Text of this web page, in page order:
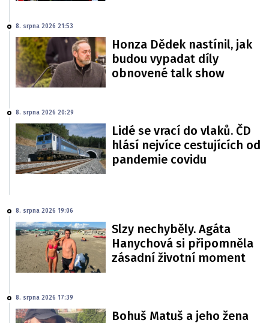
8. srpna 2026 21:53
Honza Dědek nastínil, jak
budou vypadat díly
obnovené talk show
8. srpna 2026 20:29
Lidé se vrací do vlaků. ČD
hlásí nejvíce cestujících od
pandemie covidu
8. srpna 2026 19:06
Slzy nechyběly. Agáta
Hanychová si připomněla
zásadní životní moment
8. srpna 2026 17:39
Bohuš Matuš a jeho žena